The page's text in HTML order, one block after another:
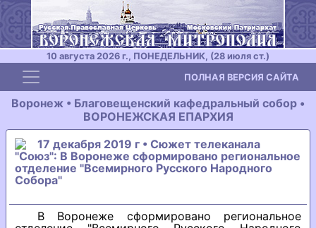
10 августа 2026 г., ПОНЕДЕЛЬНИК, (28 июля ст.)
Toggle navigation ПОЛНАЯ ВЕРСИЯ САЙТА
Воронеж • Благовещенский кафедральный собор •
ВОРОНЕЖСКАЯ ЕПАРХИЯ
17 декабря 2019 г • Сюжет телеканала
"Союз": В Воронеже сформировано региональное
отделение "Всемирного Русского Народного
Собора"
В Воронеже сформировано региональное